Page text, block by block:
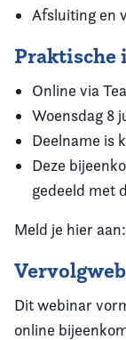
Afsluiting en
Online via
Woensdag 8
Deelname is
Deze
gedeeld met
Meld je hier aan:
Dit webinar
online